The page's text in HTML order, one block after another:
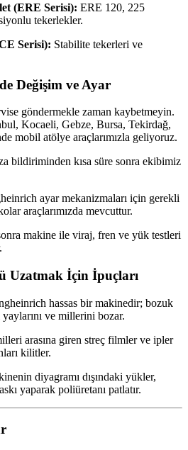
(ERE Serisi): ERE 120, 225
tekerlekler.
Serisi): Stabilite tekerleri ve
Değişim ve Ayar
göndermekle zaman kaybetmeyin.
Kocaeli, Gebze, Bursa, Tekirdağ,
mobil atölye araçlarımızla geliyoruz.
bildiriminden kısa süre sonra ekibimiz
ayar mekanizmaları için gerekli
araçlarımızda mevcuttur.
makine ile viraj, fren ve yük testleri
Uzatmak İçin İpuçları
hassas bir makinedir; bozuk
ve millerini bozar.
arasına giren streç filmler ve ipler
kilitler.
diyagramı dışındaki yükler,
yaparak poliüretanı patlatır.